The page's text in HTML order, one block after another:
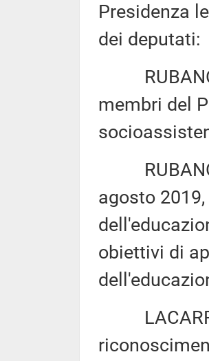
Presidenza
dei deputati:
RUBANO:
membri del
RUBANO:
agosto
obiettivi di